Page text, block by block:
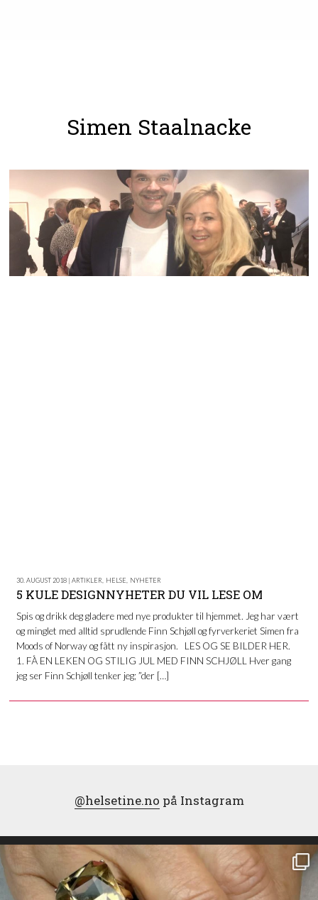
Simen Staalnacke
30. AUGUST 2018 | ARTIKLER HELSE NYHETER
5 KULE DESIGNNYHETER DU VIL LESE OM
Spis og drikk deg gladere med nye produkter til hjemmet. Jeg har vært
og minglet med alltid sprudlende Finn Schjøll og fyrverkeriet Simen fra
Moods of Norway og fått ny inspirasjon. LES OG SE BILDER HER.
1. FÅ EN LEKEN OG STILIG JUL MED FINN SCHJØLL Hver gang
jeg ser Finn Schjøll tenker jeg; ”der […]
@helsetine.no på Instagram